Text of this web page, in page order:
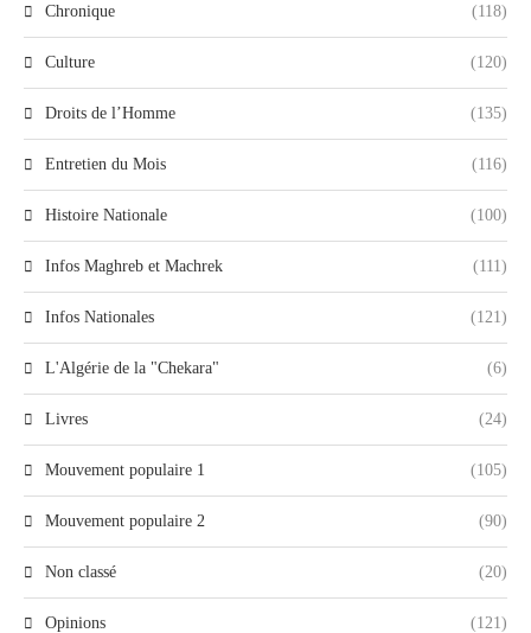
Chronique (118)
Culture (120)
Droits de l’Homme (135)
Entretien du Mois (116)
Histoire Nationale (100)
Infos Maghreb et Machrek (111)
Infos Nationales (121)
L'Algérie de la "Chekara" (6)
Livres (24)
Mouvement populaire 1 (105)
Mouvement populaire 2 (90)
Non classé (20)
Opinions (121)